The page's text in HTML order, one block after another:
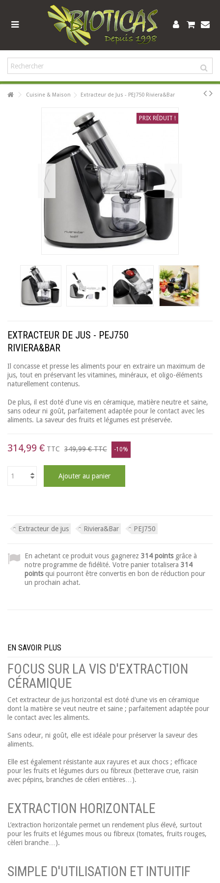
Cuisine & Maison Extracteur de Jus - PEJ750 Riviera&Bar
PRIX RÉDUIT !
EXTRACTEUR DE JUS - PEJ750
RIVIERA&BAR
Il concasse et presse les aliments pour en extraire un maximum de
jus, tout en préservant les vitamines, minéraux, et oligo-éléments
naturellement contenus.
De plus, il est doté d'une vis en céramique, matière neutre et saine,
sans odeur ni goût, parfaitement adaptée pour le contact avec les
aliments. La saveur des fruits et légumes est préservée.
314,99 € TTC 349,99 €TTC -10%
Ajouter au panier
Extracteur de jus Riviera&Bar PEJ750
En achetant ce produit vous gagnerez 314 pointsgrâce à
notre programme de fidélité. Votre panier totalisera 314
pointsqui pourront être convertis en bon de réduction pour
un prochain achat.
EN SAVOIR PLUS
FOCUS SUR LA VIS D'EXTRACTION
CÉRAMIQUE
Cet extracteur de jus horizontal est doté d'une vis en céramique
dont la matière se veut neutre et saine ; parfaitement adaptée pour
le contact avec les aliments.
Sans odeur, ni goût, elle est idéale pour préserver la saveur des
aliments.
Elle est également résistante aux rayures et aux chocs ; efficace
pour les fruits et légumes durs ou fibreux (betterave crue, raisin
avec pépins, branches de céleri entières…).
EXTRACTION HORIZONTALE
L’extraction horizontale permet un rendement plus élevé, surtout
pour les fruits et légumes mous ou fibreux (tomates, fruits rouges,
cèleri branche…).
SIMPLE D'UTILISATION ET INTUITIF